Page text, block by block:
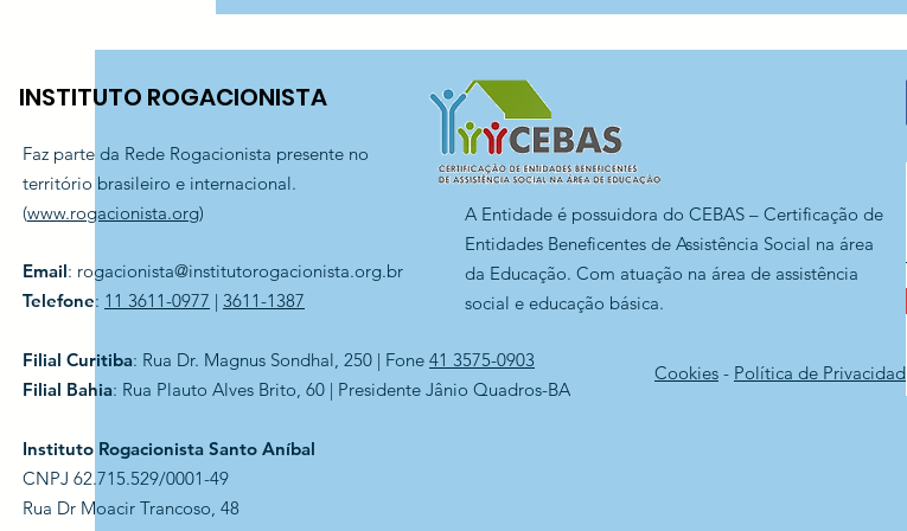
telas — CEI Aníbal
Difrancia
Aníbal Difrancia!
INSTITUTO ROGACIONISTA
Faz parte da Rede Rogacionista presente no
território brasileiro e internacional.
(www.rogacionista.org)
Email: rogacionista@institutorogacionista.org.br
Telefone: 11 3611-0977 | 3611-1387
Filial Curitiba: Rua Dr. Magnus Sondhal, 250 | Fone 41 3575-0903
Filial Bahia: Rua Plauto Alves Brito, 60 | Presidente Jânio Quadros-BA
Instituto Rogacionista Santo Aníbal
CNPJ 62.715.529/0001-49
Rua Dr Moacir Trancoso, 48
Cookies - Política de Privacidade
A Entidade é possuidora do CEBAS – Certificação de
Entidades Beneficentes de Assistência Social na área
da Educação. Com atuação na área de assistência
social e educação básica.